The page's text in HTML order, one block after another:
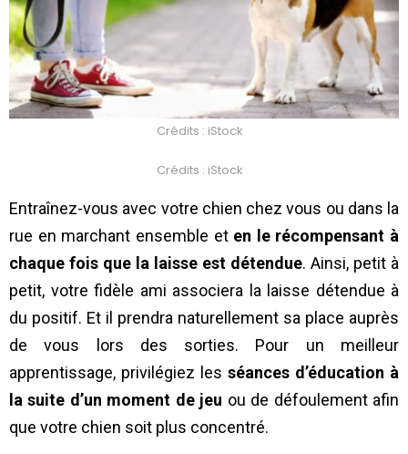
Crédits : iStock
Crédits : iStock
Entraînez-vous avec votre chien chez vous ou dans la
rue en marchant ensemble et en le récompensant à
chaque fois que la laisse est détendue. Ainsi, petit à
petit, votre fidèle ami associera la laisse détendue à
du positif. Et il prendra naturellement sa place auprès
de vous lors des sorties. Pour un meilleur
apprentissage, privilégiez les séances d’éducation à
la suite d’un moment de jeu ou de défoulement afin
que votre chien soit plus concentré.